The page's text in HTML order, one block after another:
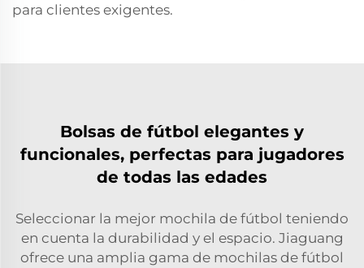
para clientes exigentes.
Bolsas de fútbol elegantes y
funcionales, perfectas para jugadores
de todas las edades
Seleccionar la mejor mochila de fútbol teniendo
en cuenta la durabilidad y el espacio. Jiaguang
ofrece una amplia gama de mochilas de fútbol